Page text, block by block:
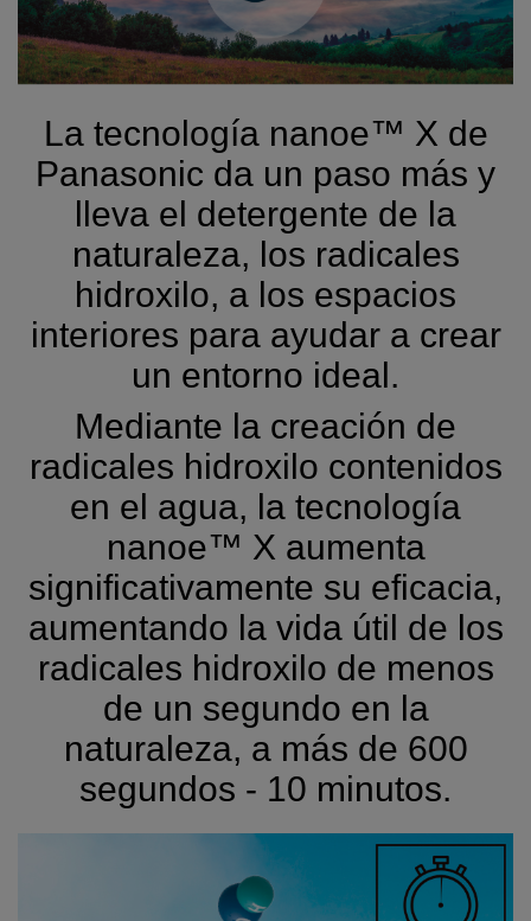
La tecnología nanoe™ X de
Panasonic da un paso más y
lleva el detergente de la
naturaleza, los radicales
hidroxilo, a los espacios
interiores para ayudar a crear
un entorno ideal.
Mediante la creación de
radicales hidroxilo contenidos
en el agua, la tecnología
nanoe™ X aumenta
significativamente su eficacia,
aumentando la vida útil de los
radicales hidroxilo de menos
de un segundo en la
naturaleza, a más de 600
segundos - 10 minutos.